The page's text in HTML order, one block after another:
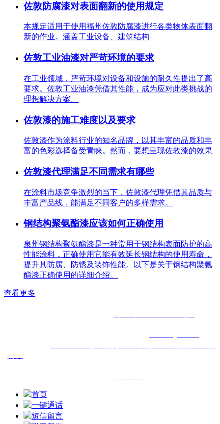
佐敦防腐漆对表面翻新的使用规定
本规定适用于使用福州佐敦防腐漆进行各类物体表面翻
新的作业。涵盖工业设备、建筑结构
佐敦工业油漆对严苛环境的要求
在工业领域，严苛环境对设备和设施的耐久性提出了高
要求。佐敦工业油漆凭借其性能，成为应对此类挑战的
理想解决方案。
佐敦漆的施工难度以及要求
佐敦漆作为涂料行业的知名品牌，以其丰富的品质和丰
富的色彩选择备受青睐。然而，要想呈现佐敦漆的效果
佐敦漆代理满足不同需求有哪些
在涂料市场竞争激烈的当下，佐敦漆代理凭借其品质与
丰富产品线，能满足不同客户的多样需求。
钢结构聚氨酯漆应该如何正确使用
泉州钢结构聚氨酯漆是一种常用于钢结构表面防护的高
性能涂料，正确使用它能有效延长钢结构的使用寿命，
提升其防腐、防锈及装饰性能。以下是关于钢结构聚氨
酯漆正确使用的详细介绍。
查看更多
首页
一键通话
短信留言